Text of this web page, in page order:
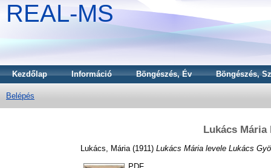
REAL-MS
Kezdőlap Információ Böngészés, Év Böngészés,
Belépés
Lukács Mária
Lukács, Mária (1911) Lukács Mária levele Lukács